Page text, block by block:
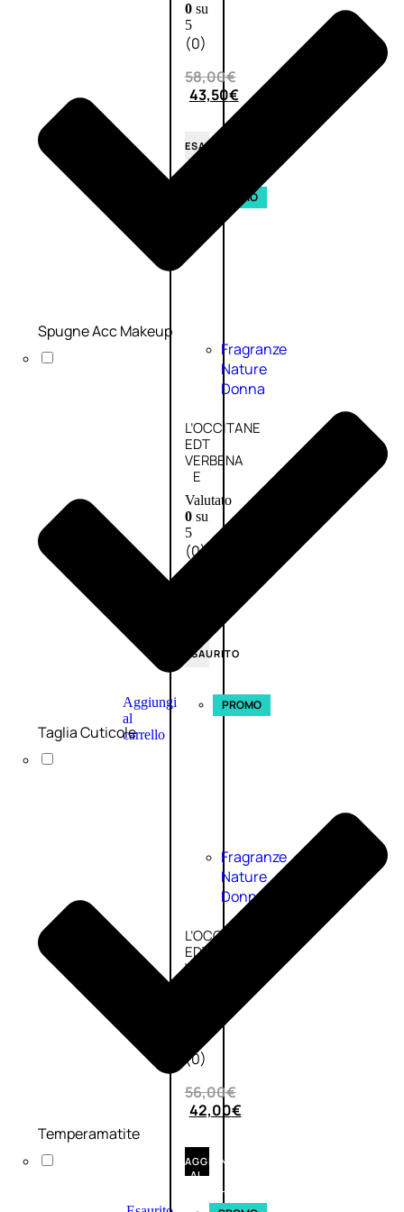
0su
5
(0)
58,00€
43,50€
ESAURITO
PROMO
Fragranze
Nature
Donna
L’OCCITANE
EDT
VERBENA
E
Valutato
0su
5
(0)
ESAURITO
Aggiungi
al
carrello
PROMO
Fragranze
Nature
Donna
L’OCCITANE
EDT
VERBENA
(0)
56,00€
42,00€
AGGIUNGI
AL
CARRELLO
Spugne Acc Makeup
Taglia Cuticole
Temperamatite